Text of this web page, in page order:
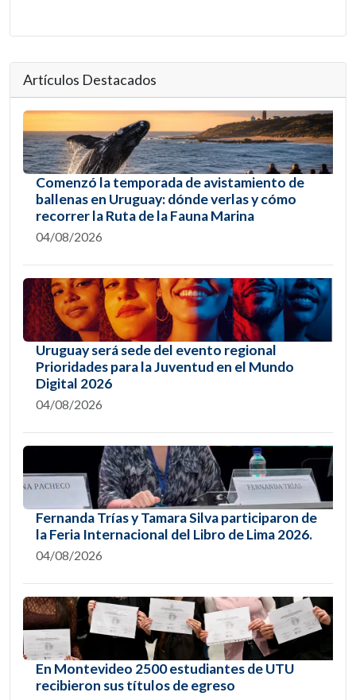
Artículos Destacados
Comenzó la temporada de avistamiento de
ballenas en Uruguay: dónde verlas y cómo
recorrer la Ruta de la Fauna Marina
04/08/2026
Uruguay será sede del evento regional
Prioridades para la Juventud en el Mundo
Digital 2026
04/08/2026
Fernanda Trías y Tamara Silva participaron de
la Feria Internacional del Libro de Lima 2026.
04/08/2026
En Montevideo 2500 estudiantes de UTU
recibieron sus títulos de egreso